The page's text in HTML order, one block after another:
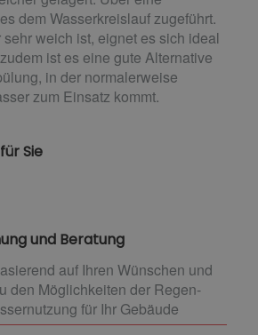
dem Wasserkreislauf zugeführt.
weich ist, eignet es sich ideal
ist es eine gute Alternative
in der normalerweise
zum Einsatz kommt.
Sie
und Beratung
auf Ihren Wünschen und
den Möglichkeiten der Regen-
für Ihr Gebäude